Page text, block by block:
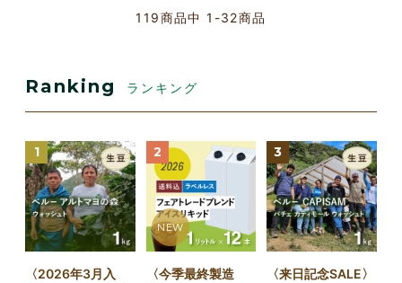
119商品中 1-32商品
Ranking ランキング
1
〈2026年3月入
2
NEW
〈今季最終製造
3
〈来日記念SALE〉